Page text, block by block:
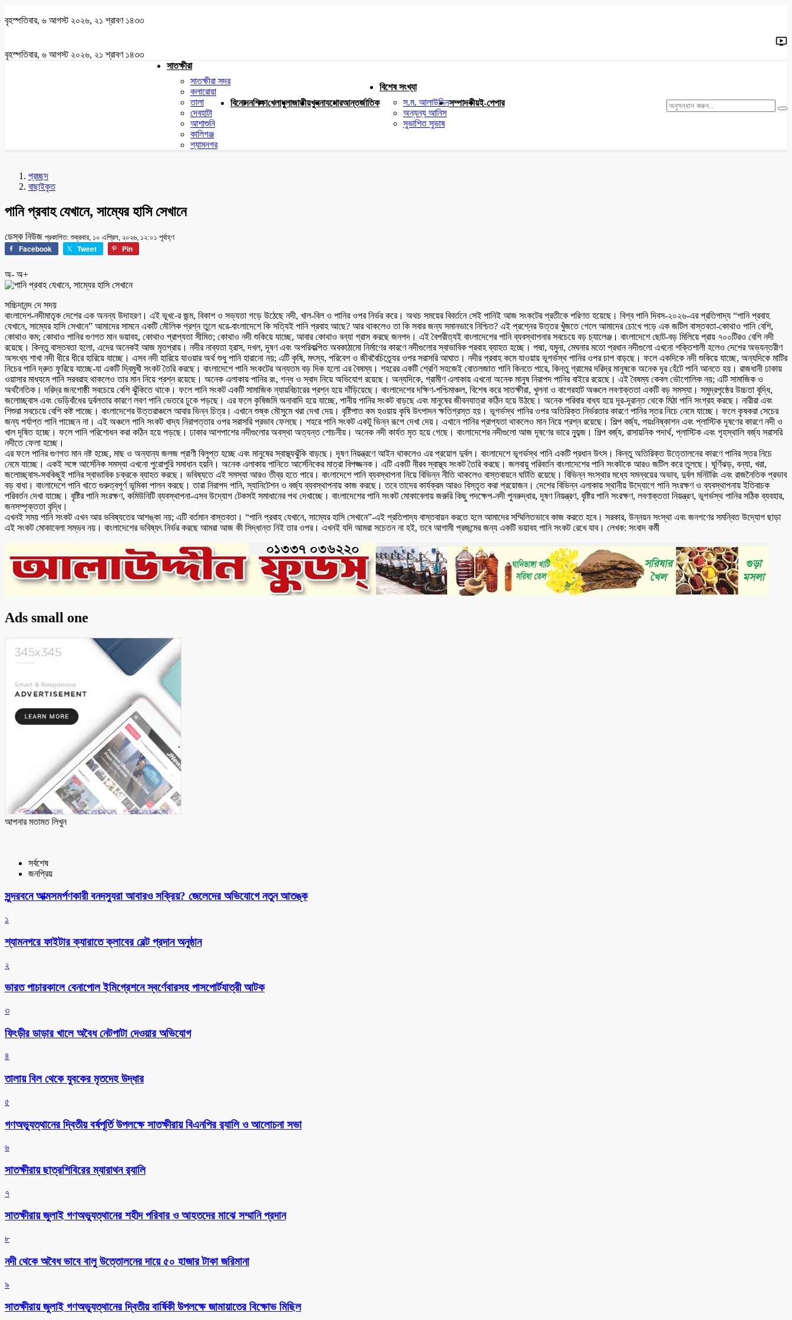
বৃহস্পতিবার, ৬ আগস্ট ২০২৬, ২১ শ্রাবণ ১৪৩৩
বৃহস্পতিবার, ৬ আগস্ট ২০২৬, ২১ শ্রাবণ ১৪৩৩
সাতক্ষীরা
সাতক্ষীরা সদর
কলারোয়া
তালা
দেবহাটা
আশাশুনি
কালিগঞ্জ
শ্যামনগর
বিনোদনশিক্ষাখেলাধুলাজাতীয়খুলনাযশোরআন্তর্জাতিক
বিশেষ সংখ্যা
স.ম. আলাউদ্দিন
অন্যন্য আনিস
সুভাশিত সুভাষ
সম্পাদকীয়ই-পেপার
প্রচ্ছদ
বাছাইকৃত
পানি প্রবাহ যেখানে, সাম্যের হাসি সেখানে
ডেস্ক নিউজ প্রকাশিত: শুক্রবার, ১০ এপ্রিল, ২০২৬, ১২:০১ পূর্বাহ্ণ
Facebook Tweet Pin
অ- অ+
সচ্চিদানন্দ দে সদয়
বাংলাদেশ-নদীমাতৃক দেশের এক অনন্য উদাহরণ। এই ভূখ-ের জন্ম, বিকাশ ও সভ্যতা গড়ে উঠেছে নদী, খাল-বিল ও পানির ওপর নির্ভর করে। অথচ সময়ের বিবর্তনে সেই পানিই আজ সংকটের প্রতীকে পরিণত হয়েছে। বিশ্ব পানি দিবস-২০২৬-এর প্রতিপাদ্য “পানি প্রবাহ
যেখানে, সাম্যের হাসি সেখানে” আমাদের সামনে একটি মৌলিক প্রশ্ন তুলে ধরে-বাংলাদেশে কি সত্যিই পানি প্রবাহ আছে? আর থাকলেও তা কি সবার জন্য সমানভাবে নিশ্চিত? এই প্রশ্নের উত্তর খুঁজতে গেলে আমাদের চোখে পড়ে এক জটিল বাস্তবতা-কোথাও পানি বেশি,
কোথাও কম; কোথাও পানির গুণগত মান ভয়াবহ, কোথাও প্রাপ্যতা সীমিত; কোথাও নদী শুকিয়ে যাচ্ছে, আবার কোথাও বন্যা গ্রাস করছে জনপদ। এই বৈপরীত্যই বাংলাদেশের পানি ব্যবস্থাপনার সবচেয়ে বড় চ্যালেঞ্জ। বাংলাদেশে ছোট-বড় মিলিয়ে প্রায় ৭০০টিরও বেশি নদী
রয়েছে। কিন্তু বাস্তবতা হলো, এদের অনেকই আজ মৃতপ্রায়। নদীর নাব্যতা হ্রাস, দখল, দূষণ এবং অপরিকল্পিত অবকাঠামো নির্মাণের কারণে নদীগুলোর স্বাভাবিক প্রবাহ ব্যাহত হচ্ছে। পদ্মা, যমুনা, মেঘনার মতো প্রধান নদীগুলো এখনো শক্তিশালী হলেও দেশের অভ্যন্তরীণ
অসংখ্য শাখা নদী ধীরে ধীরে হারিয়ে যাচ্ছে। এসব নদী হারিয়ে যাওয়ার অর্থ শুধু পানি হারানো নয়; এটি কৃষি, মৎস্য, পরিবেশ ও জীববৈচিত্র্যের ওপর সরাসরি আঘাত। নদীর প্রবাহ কমে যাওয়ায় ভূগর্ভস্থ পানির ওপর চাপ বাড়ছে। ফলে একদিকে নদী শুকিয়ে যাচ্ছে, অন্যদিকে মাটির
নিচের পানি দ্রুত ফুরিয়ে যাচ্ছে-যা একটি দ্বিমুখী সংকট তৈরি করছে। বাংলাদেশে পানি সংকটের অন্যতম বড় দিক হলো এর বৈষম্য। শহরের একটি শ্রেণি সহজেই বোতলজাত পানি কিনতে পারে, কিন্তু গ্রামের দরিদ্র মানুষকে অনেক দূর হেঁটে পানি আনতে হয়। রাজধানী ঢাকায়
ওয়াসার মাধ্যমে পানি সরবরাহ থাকলেও তার মান নিয়ে প্রশ্ন রয়েছে। অনেক এলাকায় পানির রং, গন্ধ ও স্বাদ নিয়ে অভিযোগ রয়েছে। অন্যদিকে, গ্রামীণ এলাকায় এখনো অনেক মানুষ নিরাপদ পানির বাইরে রয়েছে। এই বৈষম্য কেবল ভৌগোলিক নয়; এটি সামাজিক ও
অর্থনৈতিক। দরিদ্র জনগোষ্ঠী সবচেয়ে বেশি ঝুঁকিতে থাকে। ফলে পানি সংকট একটি সামাজিক ন্যায়বিচারের প্রশ্ন হয়ে দাঁড়িয়েছে। বাংলাদেশের দক্ষিণ-পশ্চিমাঞ্চল, বিশেষ করে সাতক্ষীরা, খুলনা ও বাগেরহাট অঞ্চলে লবণাক্ততা একটি বড় সমস্যা। সমুদ্রপৃষ্ঠের উচ্চতা বৃদ্ধি,
জলোচ্ছ্বাস এবং ভেড়িবাঁধের দুর্বলতার কারণে লবণ পানি ভেতরে ঢুকে পড়ছে। এর ফলে কৃষিজমি অনাবাদি হয়ে যাচ্ছে, পানীয় পানির সংকট বাড়ছে এবং মানুষের জীবনযাত্রা কঠিন হয়ে উঠছে। অনেক পরিবার বাধ্য হয়ে দূর-দূরান্ত থেকে মিঠা পানি সংগ্রহ করছে। নারীরা এবং
শিশুরা সবচেয়ে বেশি কষ্ট পাচ্ছে। বাংলাদেশের উত্তরাঞ্চলে আবার ভিন্ন চিত্র। এখানে শুষ্ক মৌসুমে খরা দেখা দেয়। বৃষ্টিপাত কম হওয়ায় কৃষি উৎপাদন ক্ষতিগ্রস্ত হয়। ভূগর্ভস্থ পানির ওপর অতিরিক্ত নির্ভরতার কারণে পানির স্তর নিচে নেমে যাচ্ছে। ফলে কৃষকরা সেচের
জন্য পর্যাপ্ত পানি পাচ্ছেন না। এই অঞ্চলে পানি সংকট খাদ্য নিরাপত্তার ওপর সরাসরি প্রভাব ফেলছে। শহরে পানি সংকট একটু ভিন্ন রূপে দেখা দেয়। এখানে পানির প্রাপ্যতা থাকলেও মান নিয়ে প্রশ্ন রয়েছে। শিল্প বর্জ্য, পয়ঃনিষ্কাশন এবং প্লাস্টিক দূষণের কারণে নদী ও
খাল দূষিত হচ্ছে। ফলে পানি পরিশোধন করা কঠিন হয়ে পড়ছে। ঢাকার আশপাশের নদীগুলোর অবস্থা অত্যন্ত শোচনীয়। অনেক নদী কার্যত মৃত হয়ে গেছে। বাংলাদেশের নদীগুলো আজ দূষণের ভারে ন্যুব্জ। শিল্প বর্জ্য, রাসায়নিক পদার্থ, প্লাস্টিক এবং গৃহস্থালি বর্জ্য সরাসরি
নদীতে ফেলা হচ্ছে।
এর ফলে পানির গুণগত মান নষ্ট হচ্ছে, মাছ ও অন্যান্য জলজ প্রাণী বিলুপ্ত হচ্ছে এবং মানুষের স্বাস্থ্যঝুঁকি বাড়ছে। দূষণ নিয়ন্ত্রণে আইন থাকলেও এর প্রয়োগ দুর্বল। বাংলাদেশে ভূগর্ভস্থ পানি একটি প্রধান উৎস। কিন্তু অতিরিক্ত উত্তোলনের কারণে পানির স্তর নিচে
নেমে যাচ্ছে। একই সঙ্গে আর্সেনিক সমস্যা এখনো পুরোপুরি সমাধান হয়নি। অনেক এলাকায় পানিতে আর্সেনিকের মাত্রা বিপজ্জনক। এটি একটি নীরব স্বাস্থ্য সংকট তৈরি করছে। জলবায়ু পরিবর্তন বাংলাদেশের পানি সংকটকে আরও জটিল করে তুলছে। ঘূর্ণিঝড়, বন্যা, খরা,
জলোচ্ছ্বাস-সবকিছুই পানির স্বাভাবিক চক্রকে ব্যাহত করছে। ভবিষ্যতে এই সমস্যা আরও তীব্র হতে পারে। বাংলাদেশে পানি ব্যবস্থাপনা নিয়ে বিভিন্ন নীতি থাকলেও বাস্তবায়নে ঘাটতি রয়েছে। বিভিন্ন সংস্থার মধ্যে সমন্বয়ের অভাব, দুর্বল মনিটরিং এবং রাজনৈতিক প্রভাব
বড় বাধা। বাংলাদেশে পানি খাতে গুরুত্বপূর্ণ ভূমিকা পালন করছে। তারা নিরাপদ পানি, স্যানিটেশন ও বর্জ্য ব্যবস্থাপনায় কাজ করছে। তবে তাদের কার্যক্রম আরও বিস্তৃত করা প্রয়োজন। দেশের বিভিন্ন এলাকায় স্থানীয় উদ্যোগে পানি সংরক্ষণ ও ব্যবস্থাপনায় ইতিবাচক
পরিবর্তন দেখা যাচ্ছে। বৃষ্টির পানি সংরক্ষণ, কমিউনিটি ব্যবস্থাপনা-এসব উদ্যোগ টেকসই সমাধানের পথ দেখাচ্ছে। বাংলাদেশের পানি সংকট মোকাবেলায় জরুরি কিছু পদক্ষেপ-নদী পুনরুদ্ধার, দূষণ নিয়ন্ত্রণ, বৃষ্টির পানি সংরক্ষণ, লবণাক্ততা নিয়ন্ত্রণ, ভূগর্ভস্থ পানির সঠিক ব্যবহার,
জনসম্পৃক্ততা বৃদ্ধি।
এখনই সময় পানি সংকট এখন আর ভবিষ্যতের আশঙ্কা নয়; এটি বর্তমান বাস্তবতা। “পানি প্রবাহ যেখানে, সাম্যের হাসি সেখানে”-এই প্রতিপাদ্য বাস্তবায়ন করতে হলে আমাদের সম্মিলিতভাবে কাজ করতে হবে। সরকার, উন্নয়ন সংস্থা এবং জনগণের সমন্বিত উদ্যোগ ছাড়া
এই সংকট মোকাবেলা সম্ভব নয়। বাংলাদেশের ভবিষ্যৎ নির্ভর করছে আমরা আজ কী সিদ্ধান্ত নিই তার ওপর। এখনই যদি আমরা সচেতন না হই, তবে আগামী প্রজন্মের জন্য একটি ভয়াবহ পানি সংকট রেখে যাব। লেখক: সংবাদ কর্মী
Ads small one
আপনার মতামত লিখুন
সর্বশেষ
জনপ্রিয়
সুন্দরবনে আত্মসমর্পণকারী বনদস্যুরা আবারও সক্রিয়? জেলেদের অভিযোগে নতুন আতঙ্ক
১
শ্যামনগরে ফাইটার ক্যারাতে ক্লাবের বেল্ট প্রদান অনুষ্ঠান
২
ভারত পাচারকালে বেনাপোল ইমিগ্রেশনে স্বর্ণেবারসহ পাসপোর্টযাত্রী আটক
৩
ফিংড়ীর ডাড়ার খালে অবৈধ নেটপাটা দেওয়ার অভিযোগ
৪
তালায় বিল থেকে যুবকের মৃতদেহ উদ্ধার
৫
গণঅভ্যুত্থানের দ্বিতীয় বর্ষপূর্তি উপলক্ষে সাতক্ষীরায় বিএনপির র‌্যালি ও আলোচনা সভা
৬
সাতক্ষীরায় ছাত্রশিবিরের ম্যারাথন র‌্যালি
৭
সাতক্ষীরায় জুলাই গণঅভ্যুত্থানের শহীদ পরিবার ও আহতদের মাঝে সম্মানি প্রদান
৮
নদী থেকে অবৈধ ভাবে বালু উত্তোলনের দায়ে ৫০ হাজার টাকা জরিমানা
৯
সাতক্ষীরায় জুলাই গণঅভ্যুত্থানের দ্বিতীয় বার্ষিকী উপলক্ষে জামায়াতের বিক্ষোভ মিছিল